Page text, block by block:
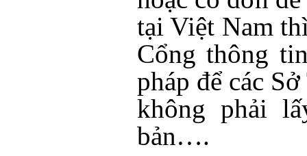
tại Việt Nam
Cổng thông
pháp để các
không phải
bản….